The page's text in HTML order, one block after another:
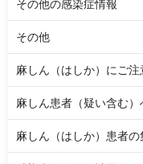
その他の感染症情報
その他
麻しん（はしか）にご
麻しん患者（疑い含む）
麻しん（はしか）患者の